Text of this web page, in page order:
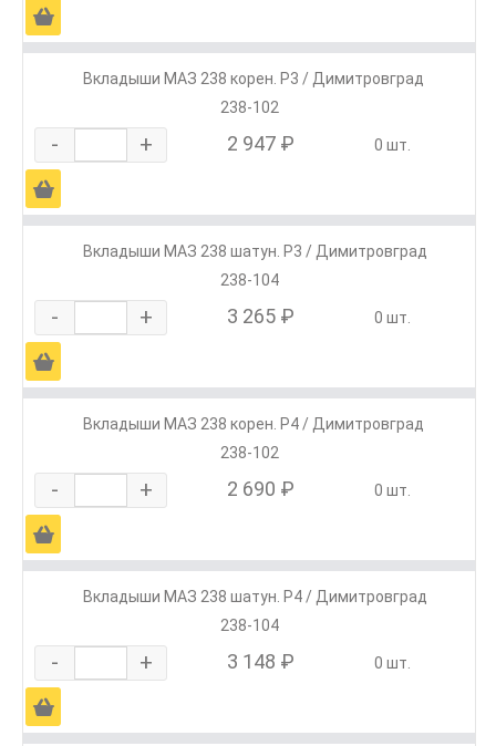
Ä
Вкладыши МАЗ 238 корен. Р3 / Димитровград
238-102
- + 2 947 ₽ 0 шт.
Ä
Вкладыши МАЗ 238 шатун. Р3 / Димитровград
238-104
- + 3 265 ₽ 0 шт.
Ä
Вкладыши МАЗ 238 корен. Р4 / Димитровград
238-102
- + 2 690 ₽ 0 шт.
Ä
Вкладыши МАЗ 238 шатун. Р4 / Димитровград
238-104
- + 3 148 ₽ 0 шт.
Ä